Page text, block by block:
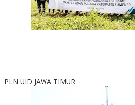
PLN UID JAWA TIMUR